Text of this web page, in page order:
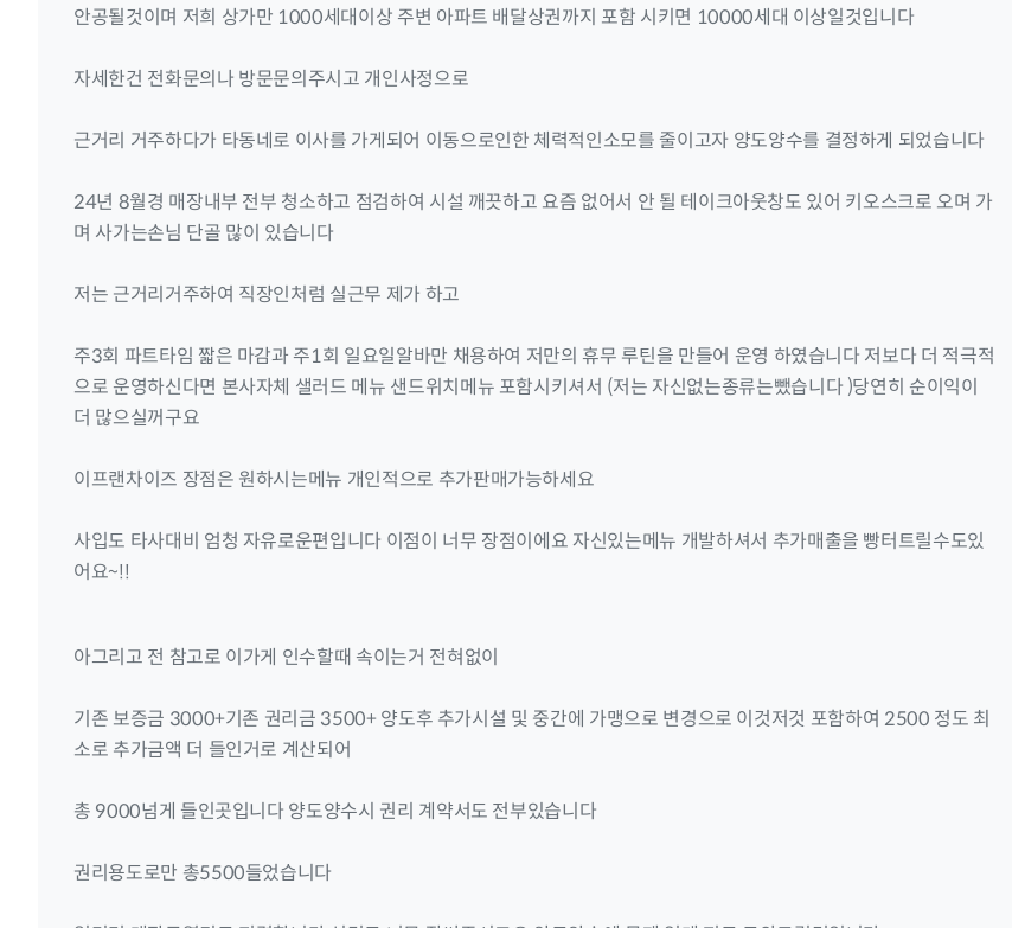
안공될것이며 저희 상가만 1000세대이상 주변 아파트 배달상권까지 포함 시키면 10000세대 이상일것입니다
자세한건 전화문의나 방문문의주시고 개인사정으로
근거리 거주하다가 타동네로 이사를 가게되어 이동으로인한 체력적인소모를 줄이고자 양도양수를 결정하게 되었습니다
24년 8월경 매장내부 전부 청소하고 점검하여 시설 깨끗하고 요즘 없어서 안 될 테이크아웃창도 있어 키오스크로 오며 가
며 사가는손님 단골 많이 있습니다
저는 근거리거주하여 직장인처럼 실근무 제가 하고
주3회 파트타임 짧은 마감과 주1회 일요일알바만 채용하여 저만의 휴무 루틴을 만들어 운영 하였습니다 저보다 더 적극적
으로 운영하신다면 본사자체 샐러드 메뉴 샌드위치메뉴 포함시키셔서 (저는 자신없는종류는뺐습니다 )당연히 순이익이
더 많으실꺼구요
이프랜차이즈 장점은 원하시는메뉴 개인적으로 추가판매가능하세요
사입도 타사대비 엄청 자유로운편입니다 이점이 너무 장점이에요 자신있는메뉴 개발하셔서 추가매출을 빵터트릴수도있
어요~!!
아그리고 전 참고로 이가게 인수할때 속이는거 전혀없이
기존 보증금 3000+기존 권리금 3500+ 양도후 추가시설 및 중간에 가맹으로 변경으로 이것저것 포함하여 2500 정도 최
소로 추가금액 더 들인거로 계산되어
총 9000넘게 들인곳입니다 양도양수시 권리 계약서도 전부있습니다
권리용도로만 총5500들었습니다